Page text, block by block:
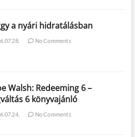
a nyári hidratálásban
No Comments
Walsh: Redeeming 6 –
6 könyvajánló
No Comments